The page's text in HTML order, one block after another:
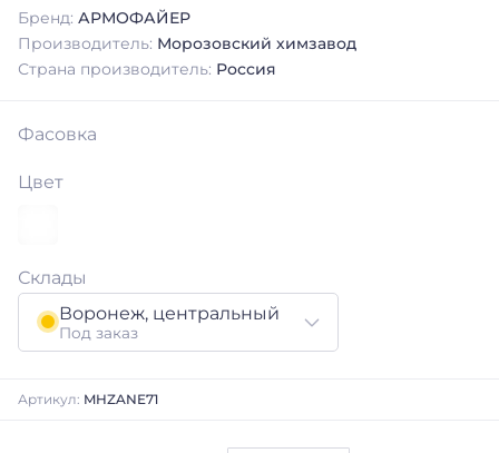
Бренд: АРМОФАЙЕР
Производитель: Морозовский химзавод
Страна производитель: Россия
Фасовка
Цвет
Склады
Воронеж, центральный
Под заказ
Артикул: MHZANE71